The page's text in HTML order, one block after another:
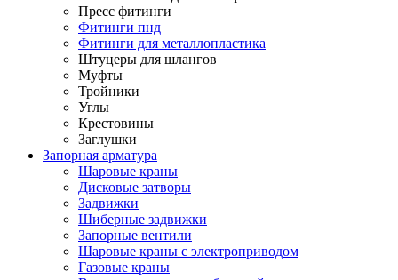
Пресс фитинги
Фитинги пнд
Фитинги для металлопластика
Штуцеры для шлангов
Муфты
Тройники
Углы
Крестовины
Заглушки
Запорная арматура
Шаровые краны
Дисковые затворы
Задвижки
Шиберные задвижки
Запорные вентили
Шаровые краны с электроприводом
Газовые краны